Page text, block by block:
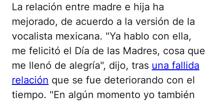
La relación entre madre e hija ha
mejorado, de acuerdo a la versión de la
vocalista mexicana. "Ya hablo con ella,
me felicitó el Día de las Madres, cosa que
me llenó de alegría", dijo, tras una fallida
relación que se fue deteriorando con el
tiempo. "En algún momento yo también